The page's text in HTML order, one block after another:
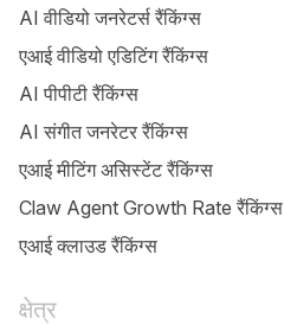
AI वीडियो जनरेटर्स रैंकिंग्स
एआई वीडियो एडिटिंग रैंकिंग्स
AI पीपीटी रैंकिंग्स
AI संगीत जनरेटर रैंकिंग्स
एआई मीटिंग असिस्टेंट रैंकिंग्स
Claw Agent Growth Rate रैंकिंग्स
एआई क्लाउड रैंकिंग्स
क्षेत्र